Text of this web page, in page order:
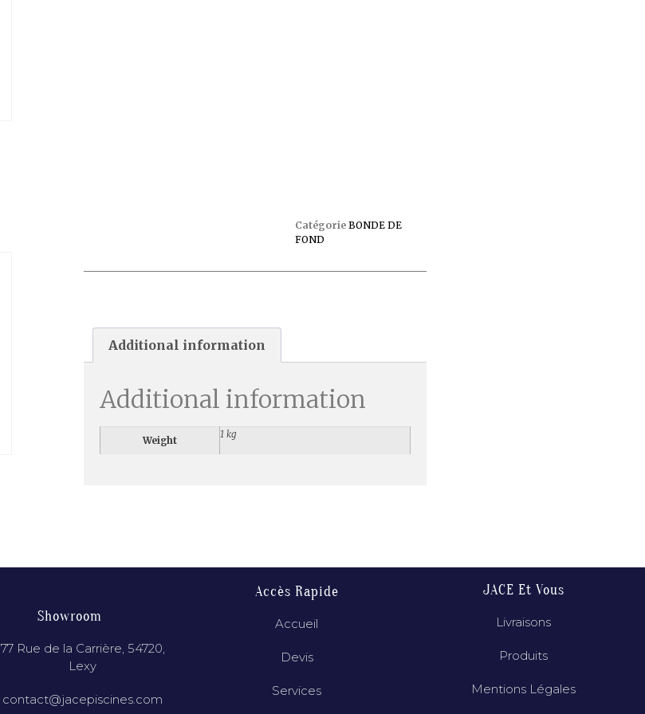
Catégorie BONDE DE
FOND
Additional information
Additional information
Weight
1 kg
Showroom
77 Rue de la Carrière, 54720,
Lexy
contact@jacepiscines.com
Accès Rapide
Accueil
Devis
Services
JACE Et Vous
Livraisons
Produits
Mentions Légales